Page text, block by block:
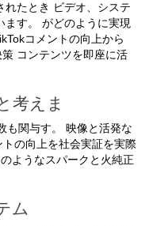
れたとき ビデオ、システ
ます。 がどのように実現
コメントの向上から
コンテンツを即座に活
考えま
も関与す。 映像と活発な
の向上を社会実証を実際
ようなスパークと火純正
ム